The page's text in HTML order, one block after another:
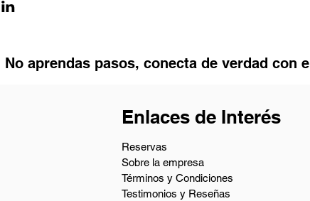
No aprendas pasos, conecta de verdad con
Enlaces de Interés
Reservas
Sobre la empresa
Términos y Condiciones
Testimonios y Reseñas